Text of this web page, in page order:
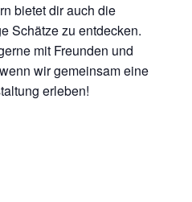
bietet dir auch die
Schätze zu entdecken.
mit Freunden und
wir gemeinsam eine
erleben!